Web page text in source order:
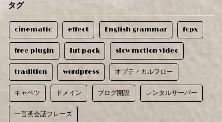
タグ
cinematic effect English grammar fcpx
free plugin lut pack slow motion video
tradition wordpress オプティカルフロー
キャベツ ドメイン ブログ開設 レンタルサーバー
一言英会話フレーズ